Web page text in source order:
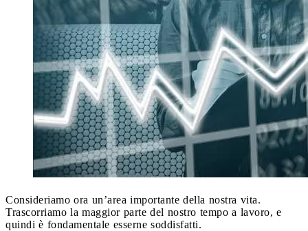
Consideriamo ora un’area importante della nostra vita.
Trascorriamo la maggior parte del nostro tempo a lavoro, e
quindi è fondamentale esserne soddisfatti.